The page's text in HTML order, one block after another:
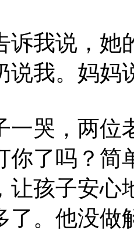
诉我说，她
说我。妈妈
一哭，两位
你了吗？简
让孩子安心
了。他没做